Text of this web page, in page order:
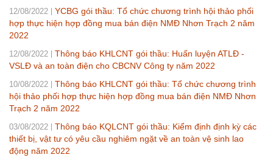
12/08/2022
YCBG gói thầu: Tổ chức chương trình hội thảo phối
hợp thực hiện hợp đồng mua bán điện NMĐ Nhơn Trạch 2 năm
2022
12/08/2022
Thông báo KHLCNT gói thầu: Huấn luyện ATLĐ -
VSLĐ và an toàn điện cho CBCNV Công ty năm 2022
10/08/2022
Thông báo KHLCNT gói thầu: Tổ chức chương trình
hội thảo phối hợp thực hiện hợp đồng mua bán điện NMĐ Nhơn
Trạch 2 năm 2022
03/08/2022
Thông báo KQLCNT gói thầu: Kiểm định định kỳ các
thiết bị, vật tư có yêu cầu nghiêm ngặt về an toàn vệ sinh lao
động năm 2022